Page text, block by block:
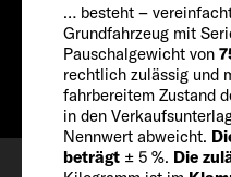
… besteht –
Grundfahrzeug mit
Pauschalgewicht von
rechtlich zulässig und
fahrbereitem Zustand
in den
Nennwert abweicht.
beträgt ± 5 %. Die
ab CHF
ab CHF
Konfigurieren